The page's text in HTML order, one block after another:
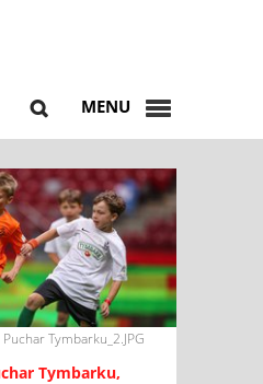
MENU
Tymbarku_2.JPG
Tymbarku,